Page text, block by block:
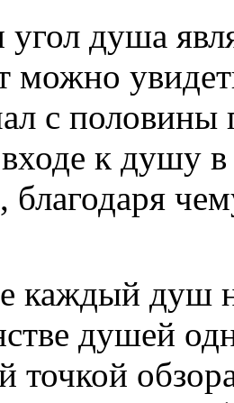
угол душа
можно
с половины
к душу в
благодаря
каждый душ
душей
точкой